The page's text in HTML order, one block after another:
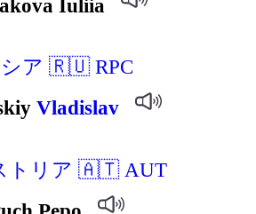
Iuliia
シア 🇷🇺 RPC
Vladislav
トリア 🇦🇹 AUT